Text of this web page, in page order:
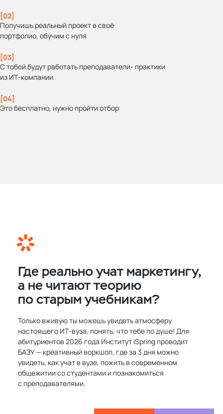
[02]
Получишь реальный проект в своё
портфолио, обучим с нуля
[03]
С тобой будут работать преподаватели- практики
из ИТ‑компании
[04]
Это бесплатно, нужно пройти отбор
Где реально учат маркетингу,
а не читают теорию
по старым учебникам?
Только вживую ты можешь увидеть атмосферу
настоящего ИТ‑вуза, понять, что тебе по душе! Для
абитуриентов 2026 года Институт iSpring проводит
БАЗУ — креативный воркшоп, где за 3 дня можно
увидеть, как учат в вузе, пожить в современном
общежитии со студентами и познакомиться
с преподавателями.